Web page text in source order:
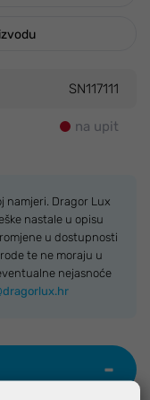
SN117111
na upit
namjeri. Dragor Lux
nastale u opisu
u dostupnosti
te ne moraju u
nejasnoće